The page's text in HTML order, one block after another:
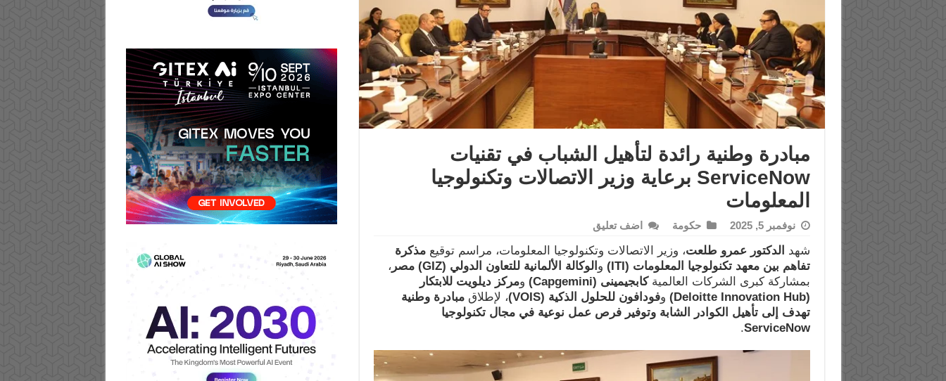
مبادرة وطنية رائدة لتأهيل الشباب في تقنيات
ServiceNow برعاية وزير الاتصالات وتكنولوجيا
المعلومات
نوفمبر 5, 2025 حكومة اضف تعليق
شهد الدكتور عمرو طلعت، وزير الاتصالات وتكنولوجيا المعلومات، مراسم توقيعمذكرة
تفاهم بين معهد تكنولوجيا المعلومات (ITI) و الوكالة الألمانية للتعاون الدولي (GIZ) مصر ،
بمشاركة كبرى الشركات العالميةكابجيمينى (Capgemini) ومركز ديلويت للابتكار
(Deloitte Innovation Hub)
وفودافون للحلول الذكية (VOIS) ، لإطلاقمبادرة وطنية
تهدف إلى تأهيل الكوادر الشابة وتوفير فرص عمل نوعية في مجال تكنولوجيا
ServiceNow
.